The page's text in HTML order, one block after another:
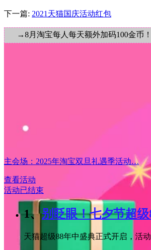
下一篇: 2021天猫国庆活动红包
→8月淘宝每人每天额外加码100金币
主会场：2025年淘宝双旦礼遇季活动…
查看活动
活动已结束
1、别眨眼！七夕节超
天猫超级88年中盛典正式开启，活